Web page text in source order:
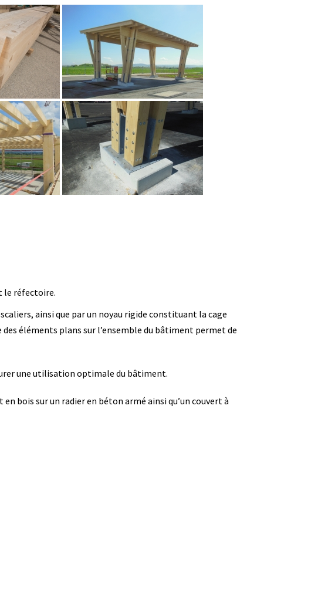
le réfectoire.
ainsi que par un noyau rigide constituant la cage
éléments plans sur l’ensemble du bâtiment permet de
une utilisation optimale du bâtiment.
bois sur un radier en béton armé ainsi qu’un couvert à